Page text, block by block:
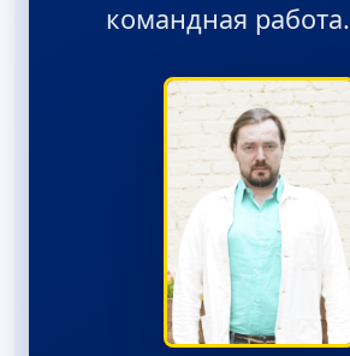
командная работа.